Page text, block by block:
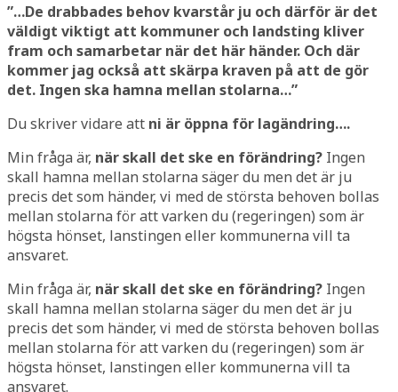
”…De drabbades behov kvarstår ju och därför är det
väldigt viktigt att kommuner och landsting kliver
fram och samarbetar när det här händer. Och där
kommer jag också att skärpa kraven på att de gör
det. Ingen ska hamna mellan stolarna…”
Du skriver vidare att ni är öppna för lagändring….
Min fråga är, när skall det ske en förändring? Ingen
skall hamna mellan stolarna säger du men det är ju
precis det som händer, vi med de största behoven bollas
mellan stolarna för att varken du (regeringen) som är
högsta hönset, lanstingen eller kommunerna vill ta
ansvaret.
Min fråga är, när skall det ske en förändring? Ingen
skall hamna mellan stolarna säger du men det är ju
precis det som händer, vi med de största behoven bollas
mellan stolarna för att varken du (regeringen) som är
högsta hönset, lanstingen eller kommunerna vill ta
ansvaret.